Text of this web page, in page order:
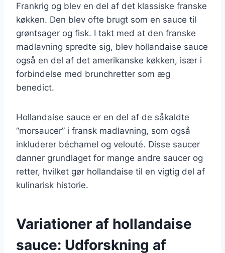
Frankrig og blev en del af det klassiske franske
køkken. Den blev ofte brugt som en sauce til
grøntsager og fisk. I takt med at den franske
madlavning spredte sig, blev hollandaise sauce
også en del af det amerikanske køkken, især i
forbindelse med brunchretter som æg
benedict.
Hollandaise sauce er en del af de såkaldte
“morsaucer” i fransk madlavning, som også
inkluderer béchamel og velouté. Disse saucer
danner grundlaget for mange andre saucer og
retter, hvilket gør hollandaise til en vigtig del af
kulinarisk historie.
Variationer af hollandaise
sauce: Udforskning af